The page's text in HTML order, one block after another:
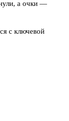
а очки —
с ключевой